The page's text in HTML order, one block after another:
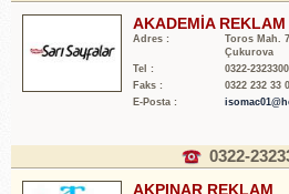
AKADEMİA REKLAM
Adres :
Toros Mah.
Çukurova
Tel :
0322-2323300
Faks :
0322 232 33
E-Posta :
0322-
AKPINAR REKLAM